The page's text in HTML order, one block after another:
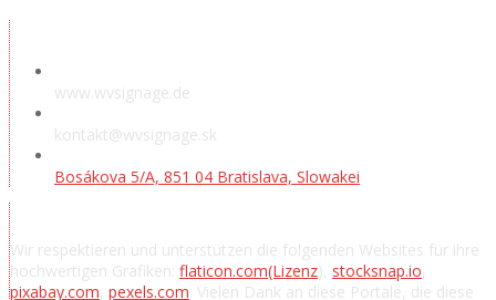
www.wvsignage.de
kontakt@wvsignage.sk
Bosákova 5/A, 851 04 Bratislava, Slowakei
Wir respektieren und unterstützen die folgenden Websites für ihre
hochwertigen Grafiken: flaticon.com(Lizenz), stocksnap.io,
pixabay.com, pexels.com . Vielen Dank an diese Portale, die diese